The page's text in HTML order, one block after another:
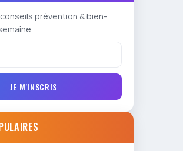
prévention & bien-
JE M'INSCRIS